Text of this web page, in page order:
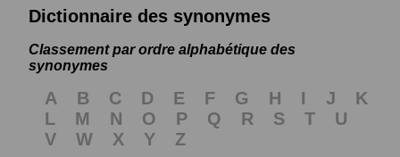
Dictionnaire des synonymes
Classement par ordre alphabétique des
synonymes
A B C D E F G H I J
K
L
M N O P Q R S T
U
V
W X Y Z